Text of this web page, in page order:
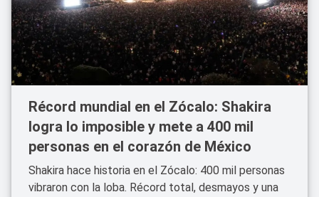
Récord mundial en el Zócalo: Shakira
logra lo imposible y mete a 400 mil
personas en el corazón de México
Shakira hace historia en el Zócalo: 400 mil personas
vibraron con la loba. Récord total, desmayos y una